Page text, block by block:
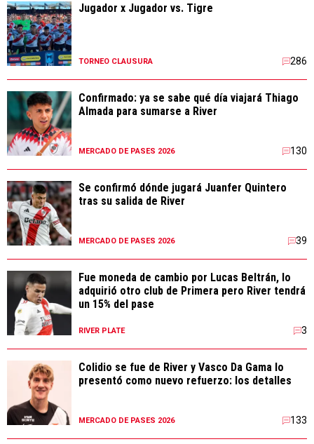
Jugador x Jugador vs. Tigre
TORNEO CLAUSURA 286
Confirmado: ya se sabe qué día viajará Thiago
Almada para sumarse a River
MERCADO DE PASES 2026 130
Se confirmó dónde jugará Juanfer Quintero
tras su salida de River
MERCADO DE PASES 2026 39
Fue moneda de cambio por Lucas Beltrán, lo
adquirió otro club de Primera pero River tendrá
un 15% del pase
RIVER PLATE 3
Colidio se fue de River y Vasco Da Gama lo
presentó como nuevo refuerzo: los detalles
MERCADO DE PASES 2026 133